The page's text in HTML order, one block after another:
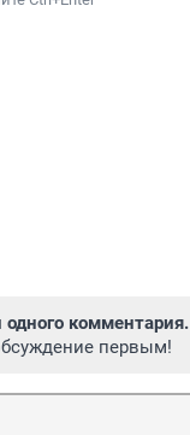
одного комментария.
первым!